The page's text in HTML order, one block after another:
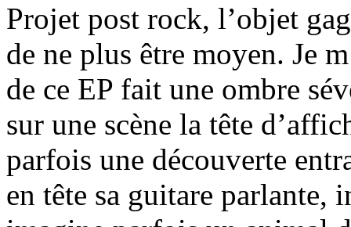
Projet post rock, l’objet
de ne plus être moyen. Je
de ce EP fait une ombre
sur une scène la tête
parfois une découverte
en tête sa guitare parlante,